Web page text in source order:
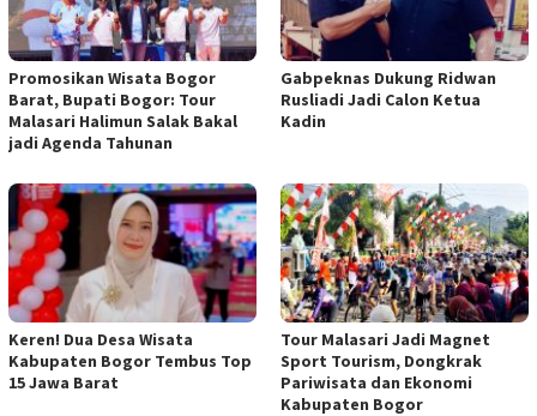
Promosikan Wisata Bogor
Barat, Bupati Bogor: Tour
Malasari Halimun Salak Bakal
jadi Agenda Tahunan
Gabpeknas Dukung Ridwan
Rusliadi Jadi Calon Ketua
Kadin
Keren! Dua Desa Wisata
Kabupaten Bogor Tembus Top
15 Jawa Barat
Tour Malasari Jadi Magnet
Sport Tourism, Dongkrak
Pariwisata dan Ekonomi
Kabupaten Bogor